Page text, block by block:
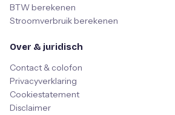
BTW berekenen
Stroomverbruik berekenen
Over & juridisch
Contact & colofon
Privacyverklaring
Cookiestatement
Disclaimer